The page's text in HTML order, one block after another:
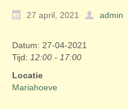
27 april, 2021
admin
Datum: 27-04-2021
Tijd: 12:00 - 17:00
Locatie
Mariahoeve